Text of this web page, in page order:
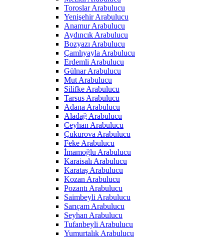
Toroslar Arabulucu
Yenişehir Arabulucu
Anamur Arabulucu
Aydıncık Arabulucu
Bozyazı Arabulucu
Çamlıyayla Arabulucu
Erdemli Arabulucu
Gülnar Arabulucu
Mut Arabulucu
Silifke Arabulucu
Tarsus Arabulucu
Adana Arabulucu
Aladağ Arabulucu
Ceyhan Arabulucu
Çukurova Arabulucu
Feke Arabulucu
İmamoğlu Arabulucu
Karaisalı Arabulucu
Karataş Arabulucu
Kozan Arabulucu
Pozantı Arabulucu
Saimbeyli Arabulucu
Sarıçam Arabulucu
Seyhan Arabulucu
Tufanbeyli Arabulucu
Yumurtalık Arabulucu